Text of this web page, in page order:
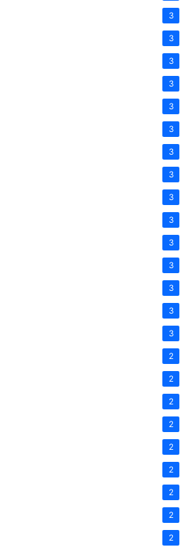
3
3
3
3
3
3
3
3
3
3
3
3
3
3
3
2
2
2
2
2
2
2
2
2